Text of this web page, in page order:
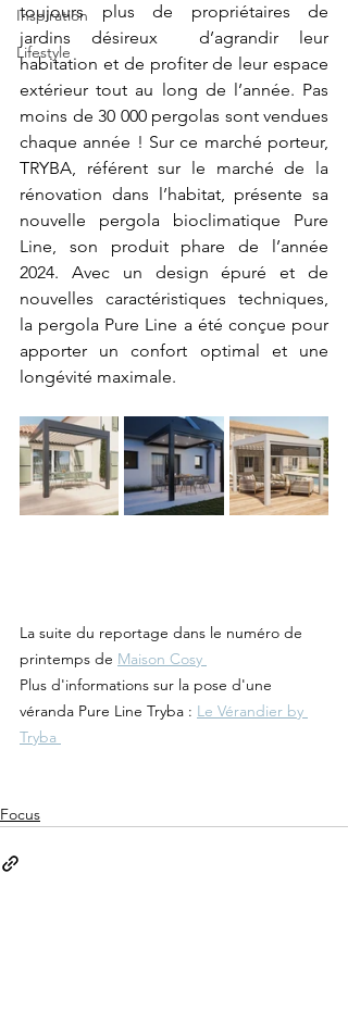
Inspiration
Lifestyle
toujours plus de propriétaires de
jardins désireux  d’agrandir leur
habitation et de profiter de leur espace
extérieur tout au long de l’année. Pas
moins de 30 000 pergolas sont vendues
chaque année ! Sur ce marché porteur,
TRYBA, référent sur le marché de la
rénovation dans l’habitat, présente sa
nouvelle pergola bioclimatique Pure
Line, son produit phare de l’année
2024. Avec un design épuré et de
nouvelles caractéristiques techniques,
la pergola Pure Line a été conçue pour
apporter un confort optimal et une
longévité maximale.
La suite du reportage dans le numéro de
printemps de Maison Cosy
Plus d'informations sur la pose d'une
véranda Pure Line Tryba : Le Vérandier by
Tryba
Focus